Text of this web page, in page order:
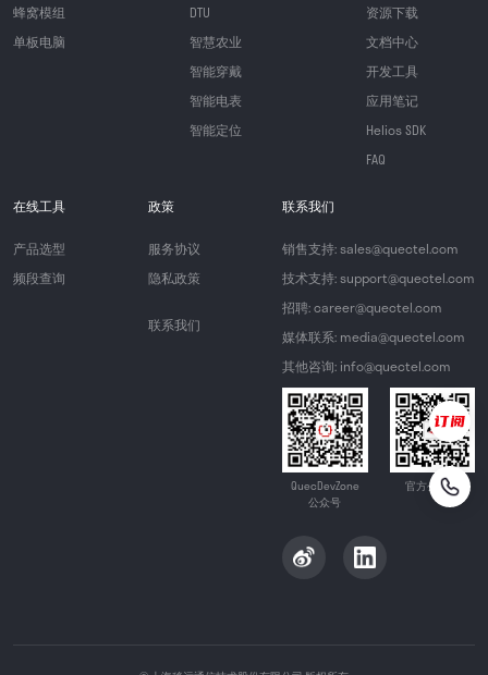
蜂窝模组
单板电脑
DTU
智慧农业
智能穿戴
智能电表
智能定位
资源下载
文档中心
开发工具
应用笔记
Helios SDK
FAQ
在线工具
产品选型
频段查询
政策
服务协议
隐私政策
联系我们
联系我们
销售支持: sales@quectel.com
技术支持: support@quectel.com
招聘: career@quectel.com
媒体联系: media@quectel.com
其他咨询: info@quectel.com
QuecDevZone
公众号
官方公众号